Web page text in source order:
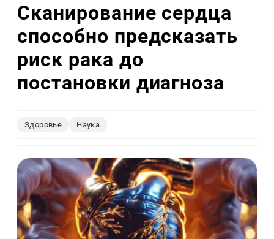
Сканирование сердца
способно предсказать
риск рака до
постановки диагноза
Здоровье Наука